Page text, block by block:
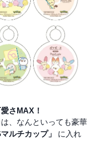
さMAX！
、なんといっても豪華
マルチカップ」
に入れ